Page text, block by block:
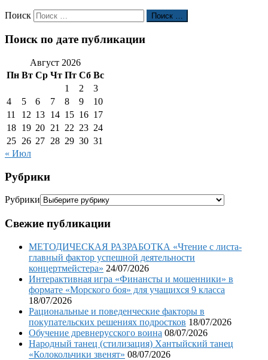
Поиск Поиск …
Поиск по дате публикации
Август 2026
Пн Вт Ср Чт Пт Сб Вс
1
2
3
4
5 6 7 8 9
10
11
12 13 14 15 16 17
18 19 20 21 22 23 24
25 26 27 28 29 30 31
« Июл
Рубрики
Рубрики
Свежие публикации
МЕТОДИЧЕСКАЯ РАЗРАБОТКА «Чтение с листа-
главный фактор успешной деятельности
концертмейстера» 24/07/2026
Интерактивная игра «Финансты и мошенники» в
формате «Морского боя» для учащихся 9 класса
18/07/2026
Рациональные и поведенческие факторы в
покупательских решениях подростков 18/07/2026
Обучение древнерусского воина 08/07/2026
Народный танец (стилизация) Хантыйский танец
«Колокольчики звенят» 08/07/2026